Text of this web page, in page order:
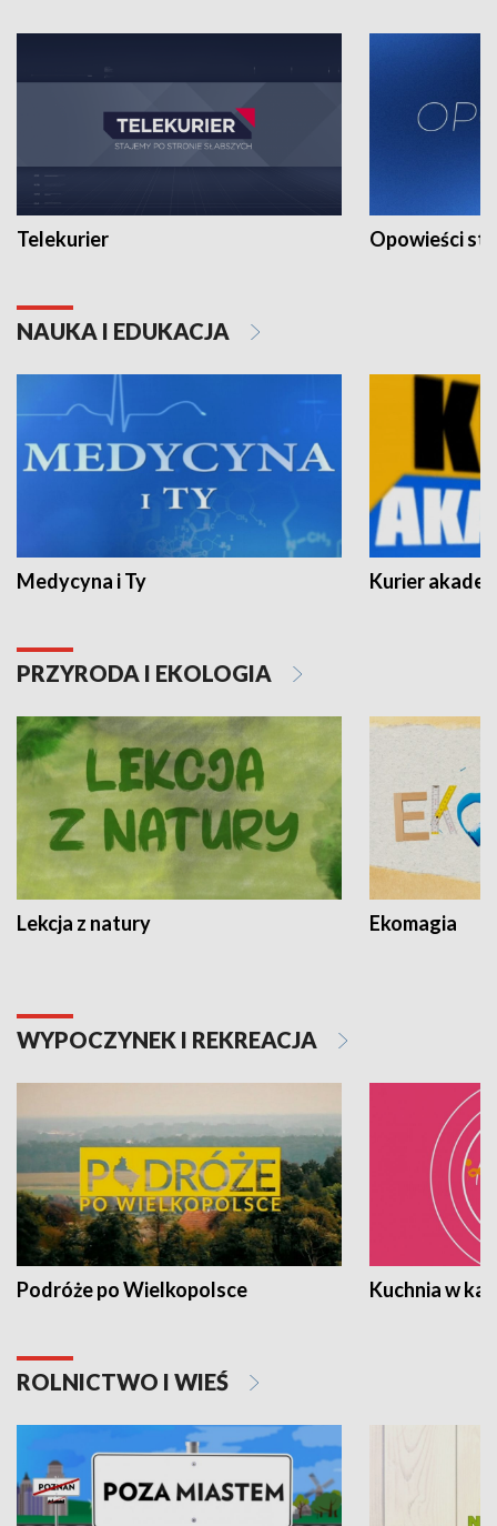
Telekurier Opowieści
NAUKA I EDUKACJA
Medycyna i Ty Kurier
PRZYRODA I EKOLOGIA
Lekcja z natury Ekomagia
WYPOCZYNEK I REKREACJA
Podróże po Wielkopolsce Kuchnia w
ROLNICTWO I WIEŚ